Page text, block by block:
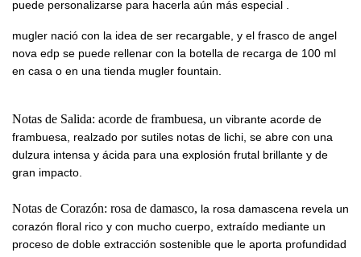
puede personalizarse para hacerla aún más especial
mugler nació con la idea de ser recargable, y el frasco de angel
nova edp se puede rellenar con la botella de recarga de 100 ml
en casa o en una tienda mugler fountain.
Notas de Salida: acorde de frambuesa, un vibrante acorde de
frambuesa, realzado por sutiles notas de lichi, se abre con una
dulzura intensa y ácida para una explosión frutal brillante y de
gran impacto.
Notas de Corazón: rosa de damasco, la rosa damascena revela un
corazón floral rico y con mucho cuerpo, extraído mediante un
proceso de doble extracción sostenible que le aporta profundidad